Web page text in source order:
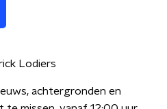
Lodiers
achtergronden en